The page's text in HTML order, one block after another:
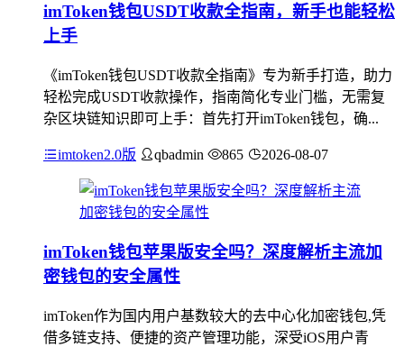
imToken钱包USDT收款全指南，新手也能轻松
上手
《imToken钱包USDT收款全指南》专为新手打造，助力
轻松完成USDT收款操作，指南简化专业门槛，无需复
杂区块链知识即可上手：首先打开imToken钱包，确...
imtoken2.0版 qbadmin 865 2026-08-07
imToken钱包苹果版安全吗？深度解析主流加
密钱包的安全属性
imToken作为国内用户基数较大的去中心化加密钱包,凭
借多链支持、便捷的资产管理功能，深受iOS用户青